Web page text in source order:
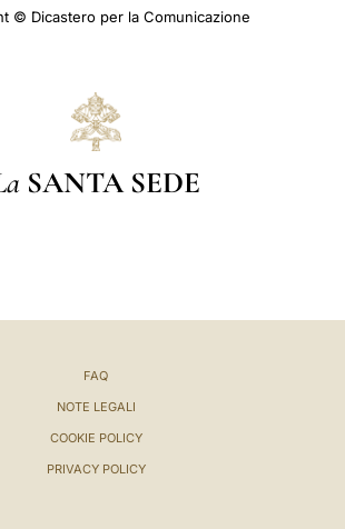
© Dicastero per la Comunicazione
SANTA SEDE
FAQ
NOTE LEGALI
COOKIE POLICY
PRIVACY POLICY